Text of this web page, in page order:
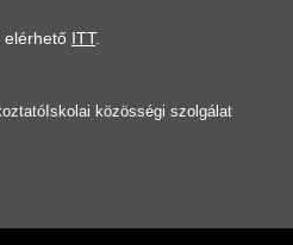
elérhető ITT.
Iskolai közösségi szolgálat